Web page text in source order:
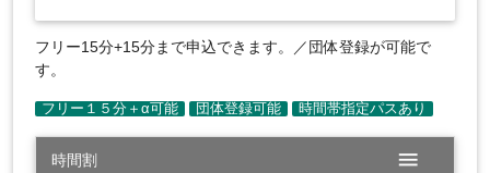
フリー15分+15分まで申込できます。／団体登録が可能で
す。
時間割 menu